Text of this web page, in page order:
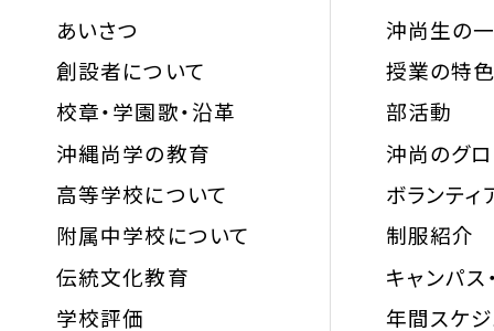
あいさつ
創設者について
校章・学園歌・沿革
沖縄尚学の教育
高等学校について
附属中学校について
伝統文化教育
学校評価
沖尚生の
授業の特
部活動
沖尚のグ
ボランティ
制服紹介
キャンパス
年間スケ